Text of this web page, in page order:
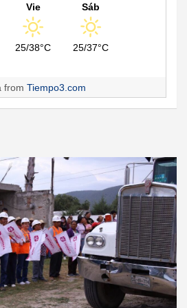
Vie
25/38°C
Sáb
25/37°C
from Tiempo3.com